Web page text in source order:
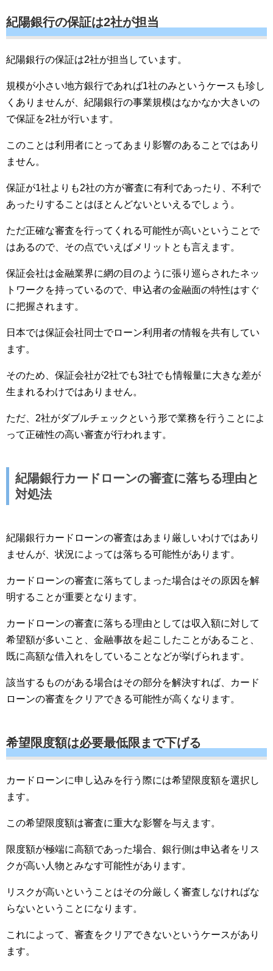
紀陽銀行の保証は2社が担当
紀陽銀行の保証は2社が担当しています。
規模が小さい地方銀行であれば1社のみというケースも珍し
くありませんが、紀陽銀行の事業規模はなかなか大きいの
で保証を2社が行います。
このことは利用者にとってあまり影響のあることではあり
ません。
保証が1社よりも2社の方が審査に有利であったり、不利で
あったりすることはほとんどないといえるでしょう。
ただ正確な審査を行ってくれる可能性が高いということで
はあるので、その点でいえばメリットとも言えます。
保証会社は金融業界に網の目のように張り巡らされたネッ
トワークを持っているので、申込者の金融面の特性はすぐ
に把握されます。
日本では保証会社同士でローン利用者の情報を共有してい
ます。
そのため、保証会社が2社でも3社でも情報量に大きな差が
生まれるわけではありません。
ただ、2社がダブルチェックという形で業務を行うことによ
って正確性の高い審査が行われます。
紀陽銀行カードローンの審査に落ちる理由と
対処法
紀陽銀行カードローンの審査はあまり厳しいわけではあり
ませんが、状況によっては落ちる可能性があります。
カードローンの審査に落ちてしまった場合はその原因を解
明することが重要となります。
カードローンの審査に落ちる理由としては収入額に対して
希望額が多いこと、金融事故を起こしたことがあること、
既に高額な借入れをしていることなどが挙げられます。
該当するものがある場合はその部分を解決すれば、カード
ローンの審査をクリアできる可能性が高くなります。
希望限度額は必要最低限まで下げる
カードローンに申し込みを行う際には希望限度額を選択し
ます。
この希望限度額は審査に重大な影響を与えます。
限度額が極端に高額であった場合、銀行側は申込者をリス
クが高い人物とみなす可能性があります。
リスクが高いということはその分厳しく審査しなければな
らないということになります。
これによって、審査をクリアできないというケースがあり
ます。